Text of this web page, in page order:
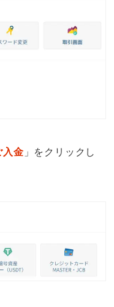
入金 」をクリックし